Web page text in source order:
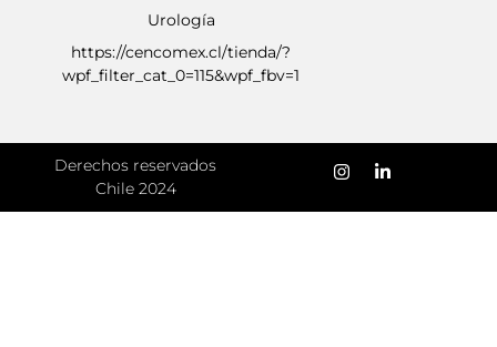
Urología
https://cencomex.cl/tienda/?
wpf_filter_cat_0=115&wpf_fbv=1
Derechos reservados
Chile 2024